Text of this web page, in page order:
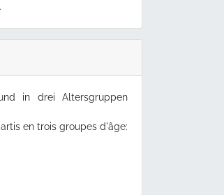
in drei Altersgruppen
en trois groupes d'âge: